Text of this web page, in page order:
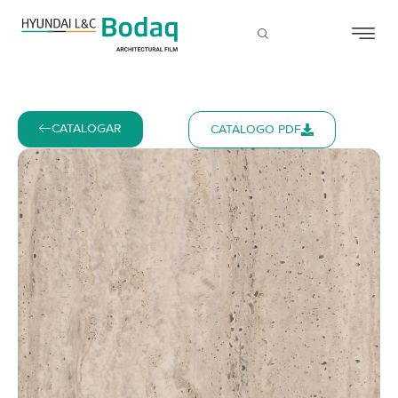
CATALOGAR CATÁLOGO PDF